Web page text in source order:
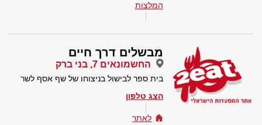
המלצות
מבשלים דרך חיים
החשמונאים 7, בני ברק
בית ספר לבישול בניצוחו של שף אסף לשר
הצג טלפון
לאתר